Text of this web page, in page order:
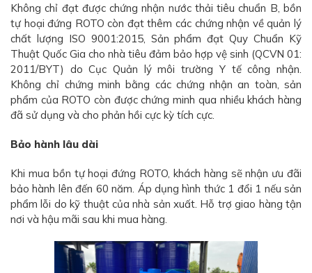
Không chỉ đạt được chứng nhận nước thải tiêu chuẩn B, bồn
tự hoại đứng ROTO còn đạt thêm các chứng nhận về quản lý
chất lượng ISO 9001:2015, Sản phẩm đạt Quy Chuẩn Kỹ
Thuật Quốc Gia cho nhà tiêu đảm bảo hợp vệ sinh (QCVN 01:
2011/BYT) do Cục Quản lý môi trường Y tế công nhận.
Không chỉ chứng minh bằng các chứng nhận an toàn, sản
phẩm của ROTO còn được chứng minh qua nhiều khách hàng
đã sử dụng và cho phản hồi cực kỳ tích cực.
Bảo hành lâu dài
Khi mua bồn tự hoại đứng ROTO, khách hàng sẽ nhận ưu đãi
bảo hành lên đến 60 năm. Áp dụng hình thức 1 đổi 1 nếu sản
phẩm lỗi do kỹ thuật của nhà sản xuất. Hỗ trợ giao hàng tận
nơi và hậu mãi sau khi mua hàng.